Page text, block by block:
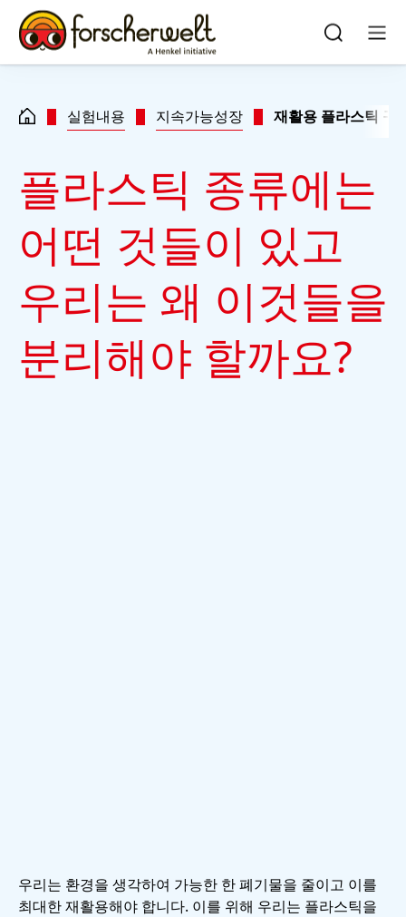
Skip to main content
Skip to footer
quick
search
실험내용 지속가능성장 재활용 플라스틱 구
플라스틱 종류에는
어떤 것들이 있고
우리는 왜 이것들을
분리해야 할까요?
우리는 환경을 생각하여 가능한 한 폐기물을 줄이고 이를
최대한 재활용해야 합니다. 이를 위해 우리는 플라스틱을